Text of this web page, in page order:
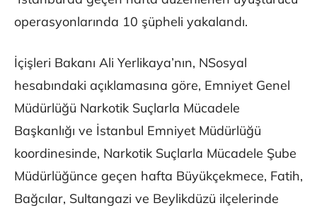
operasyonlarında 10 şüpheli yakalandı.
İçişleri Bakanı Ali Yerlikaya’nın, NSosyal
hesabındaki açıklamasına göre, Emniyet Genel
Müdürlüğü Narkotik Suçlarla Mücadele
Başkanlığı ve İstanbul Emniyet Müdürlüğü
koordinesinde, Narkotik Suçlarla Mücadele Şube
Müdürlüğünce geçen hafta Büyükçekmece, Fatih,
Bağcılar, Sultangazi ve Beylikdüzü ilçelerinde